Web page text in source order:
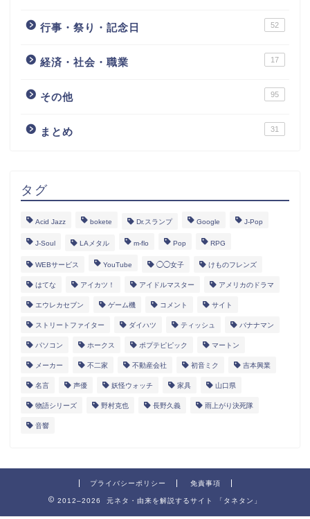
行事・祭り・記念日 52
経済・社会・職業 17
その他 95
まとめ 31
タグ
Acid Jazz bokete Dr.スランプ Google J-Pop
J-Soul LAメタル m-flo Pop RPG
WEBサービス YouTube ◯◯女子 けものフレンズ
はてな アイカツ！ アイドルマスター アメリカのドラマ
エウレカセブン ゲーム機 コメント サイト
ストリートファイター ダイハツ ティッシュ バナナマン
パソコン ホークス ポプテピピック マートン
メーカー 不二家 不動産会社 初音ミク 吉本興業
名言 声優 妖怪ウォッチ 家具 山口県
物語シリーズ 野村克也 長野久義 雨上がり決死隊
音響
プライバシーポリシー 免責事項
2012–2026 元ネタ・由来を解説するサイト 「タネタン」